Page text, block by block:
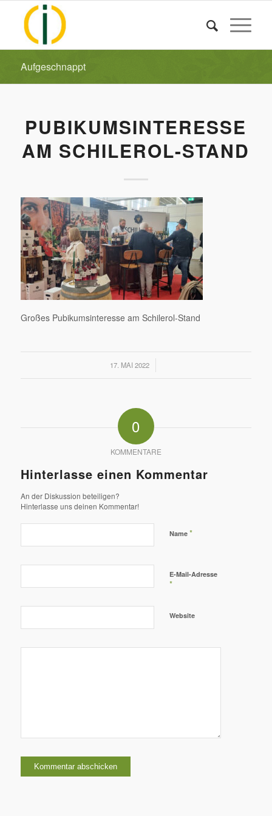
Aufgeschnappt
PUBIKUMSINTERESSE
AM SCHILEROL-STAND
Großes Pubikumsinteresse am Schilerol-Stand
17. MAI 2022
/
0
KOMMENTARE
Hinterlasse einen Kommentar
An der Diskussion beteiligen?
Hinterlasse uns deinen Kommentar!
Name *
E-Mail-Adresse
*
Website